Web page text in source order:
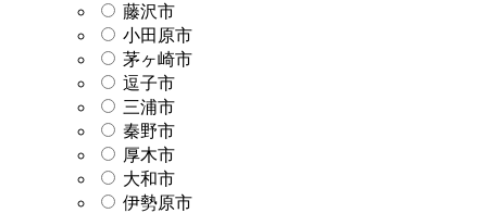
藤沢市
小田原市
茅ヶ崎市
逗子市
三浦市
秦野市
厚木市
大和市
伊勢原市